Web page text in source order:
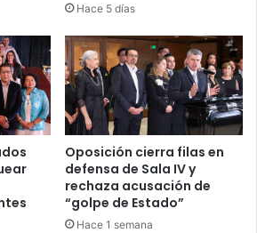
Hace 5 días
Oposición cierra filas en
defensa de Sala IV y
rechaza acusación de
“golpe de Estado”
Hace 1 semana